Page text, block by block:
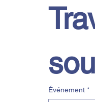
Événement *